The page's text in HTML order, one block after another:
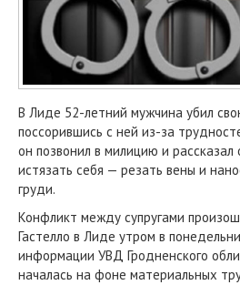
В Лиде 52-летний мужчина убил
поссорившись с ней из-за
он позвонил в милицию и рассказал
истязать себя — резать вены и
груди.
Конфликт между супругами
Гастелло в Лиде утром в
информации УВД Гродненского
началась на фоне материальных